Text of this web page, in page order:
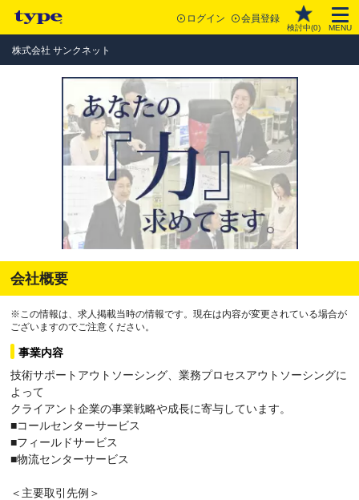
ログイン 会員登録
検討中(0) MENU
株式会社 サンクネット
会社概要
※この情報は、求人掲載当時の情報です。現在は内容が変更されている場合が
ございますのでご注意ください。
事業内容
技術サポートアウトソーシング、業務プロセスアウトソーシングに
よって
クライアント企業の事業戦略や成長に寄与しています。
■コールセンターサービス
■フィールドサービス
■物流センターサービス
＜主要取引先例＞